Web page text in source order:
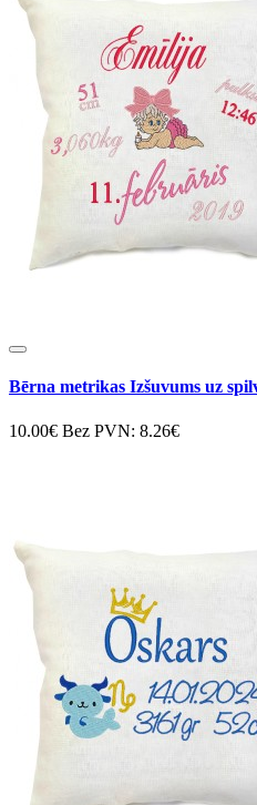
Bērna metrikas Izšuvums uz
10.00€ Bez PVN: 8.26€